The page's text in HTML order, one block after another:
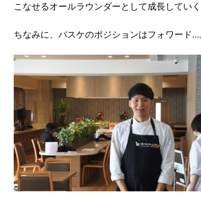
こなせるオールラウンダーとして成長していく
ちなみに、バスケのポジションはフォワード…